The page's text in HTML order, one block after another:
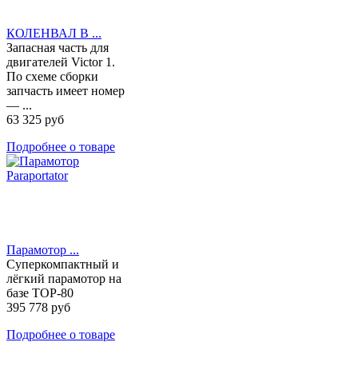
КОЛЕНВАЛ В ...
Запасная часть для
двигателей Victor 1.
По схеме сборки
запчасть имеет номер
— ...
63 325 руб
Подробнее о товаре
Парамотор ...
Суперкомпактный и
лёгкий парамотор на
базе TOP-80
395 778 руб
Подробнее о товаре